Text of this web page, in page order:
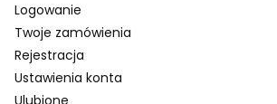
Logowanie
Twoje zamówienia
Rejestracja
Ustawienia konta